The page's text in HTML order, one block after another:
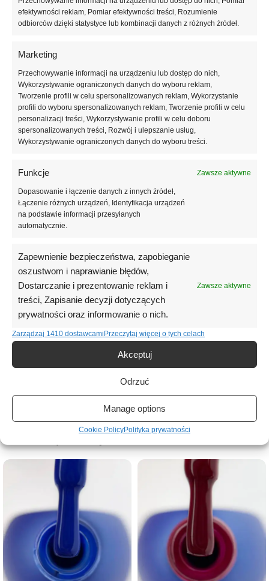
efektywności reklam, Pomiar efektywności treści, Rozumienie
odbiorców dzięki statystyce lub kombinacji danych z różnych źródeł.
Marketing
Przechowywanie informacji na urządzeniu lub dostęp do nich,
Wykorzystywanie ograniczonych danych do wyboru reklam,
Tworzenie profili w celu spersonalizowanych reklam, Wykorzystanie
profili do wyboru spersonalizowanych reklam, Tworzenie profili w celu
personalizacji treści, Wykorzystywanie profili w celu doboru
spersonalizowanych treści, Rozwój i ulepszanie usług,
Wykorzystywanie ograniczonych danych do wyboru treści.
Funkcje Zawsze aktywne
Dopasowanie i łączenie danych z innych źródeł,
Łączenie różnych urządzeń, Identyfikacja urządzeń
na podstawie informacji przesyłanych
automatycznie.
Zapewnienie bezpieczeństwa, zapobieganie
oszustwom i naprawianie błędów,
Dostarczanie i prezentowanie reklam i
treści, Zapisanie decyzji dotyczących
prywatności oraz informowanie o nich.
Zawsze aktywne
Zarządzaj 1410 dostawcami Przeczytaj więcej o tych celach
Akceptuj
Odrzuć
Manage options
Cookie PolicyPolityka prywatności
jednocześnie zachowując elegancję i nowoczesny styl.
długich paznokciach, podkreślając ich kształt i nadając dłoniom
kolor z wyraźnym efektem magnetycznym lub jako element bardziej
kreatywnych stylizacji. W zależności od techniki pracy z magnesem
możliwe jest uzyskanie różnych układów światła – od delikatnej,
centralnej smugi po bardziej dynamiczne linie i refleksy, co pozwala na
pełną personalizację manicure.
myślą o precyzyjnej i komfortowej aplikacji. Odpowiednia konsystencja
prześwitów i zalewania skórek. Wysoka pigmentacja w połączeniu z
magnetycznymi drobinkami pozwala uzyskać intensywny kolor oraz
wyraźny, satynowy efekt kociego oka już przy jednej lub dwóch
Lakier hybrydowy LC06 Lux Collection Cat’s Eye 06 przeznaczony jest
do utwardzania w lampach LED i UV, zapewniając trwały manicure
odporny na odpryski i ścieranie. Pojemność 8 ml to praktyczne i
wydajne rozwiązanie zarówno do pracy salonowej, jak i do użytku
domowego. Produkt polecany jest osobom poszukującym
nowoczesny efekt cat eye z eleganckim, satynowym wykończeniem.
Podobne produkty